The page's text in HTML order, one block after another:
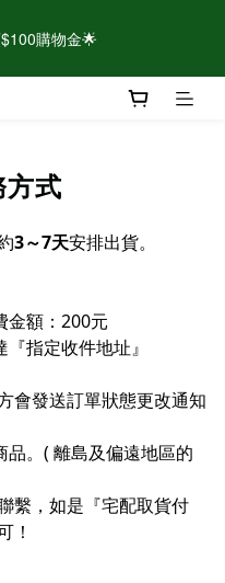
購物金🌟
購物金🌟
專盜圖詐騙 👉點此查看官
購物金🌟
式
3～7天安排出貨。
金額：200元
『指定收件地址』
會發送訂單狀態更改通知
。( 離島及偏遠地區的
繫，如是『宅配取貨付
！